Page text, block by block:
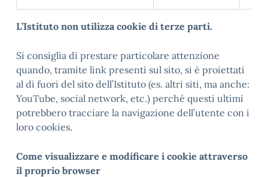
L’Istituto non utilizza cookie di terze parti.
Si consiglia di prestare particolare attenzione
quando, tramite link presenti sul sito, si è proiettati
al di fuori del sito dell’Istituto (es. altri siti, ma anche:
YouTube, social network, etc.) perché questi ultimi
potrebbero tracciare la navigazione dell’utente con i
loro cookies.
Come visualizzare e modificare i cookie attraverso
il proprio browser